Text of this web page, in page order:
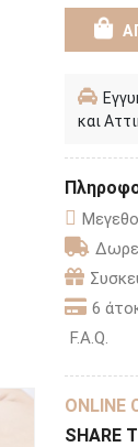
και
6
F.A.Q.
ONLINE
SHARE